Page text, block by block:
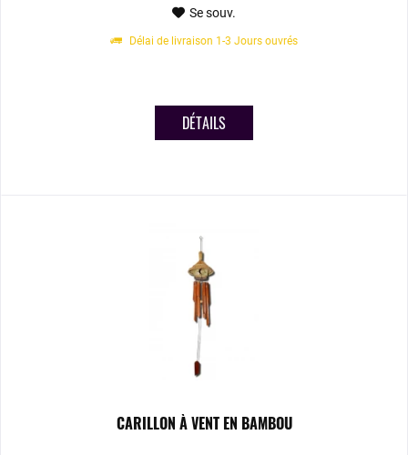
Se souv.
Délai de livraison 1-3 Jours ouvrés
DÉTAILS
CARILLON À VENT EN BAMBOU